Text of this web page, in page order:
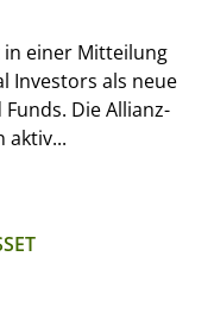
in einer Mitteilung
Investors als neue
Die Allianz-
aktiv...